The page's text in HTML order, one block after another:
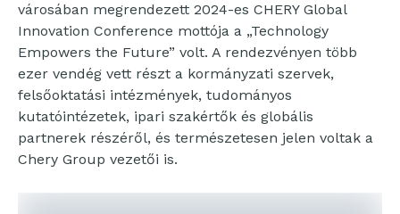
városában megrendezett 2024-es CHERY Global
Innovation Conference mottója a „Technology
Empowers the Future” volt. A rendezvényen több
ezer vendég vett részt a kormányzati szervek,
felsőoktatási intézmények, tudományos
kutatóintézetek, ipari szakértők és globális
partnerek részéről, és természetesen jelen voltak a
Chery Group vezetői is.